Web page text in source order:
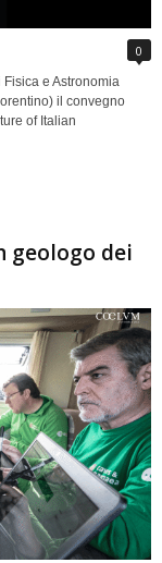
0
Fisica e Astronomia
il convegno
of Italian
geologo dei